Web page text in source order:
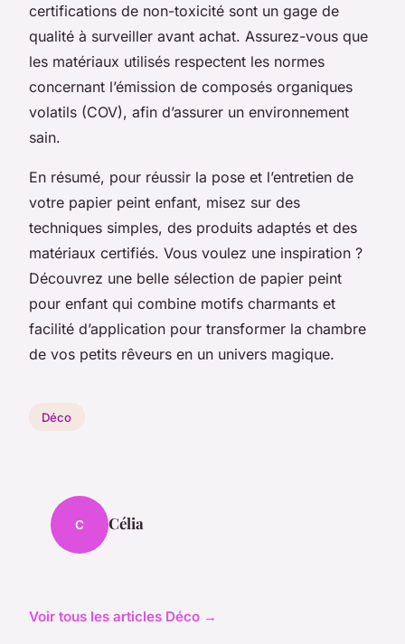
certifications de non-toxicité sont un gage de
qualité à surveiller avant achat. Assurez-vous que
les matériaux utilisés respectent les normes
concernant l’émission de composés organiques
volatils (COV), afin d’assurer un environnement
sain.
En résumé, pour réussir la pose et l’entretien de
votre papier peint enfant, misez sur des
techniques simples, des produits adaptés et des
matériaux certifiés. Vous voulez une inspiration ?
Découvrez une belle sélection de papier peint
pour enfant qui combine motifs charmants et
facilité d’application pour transformer la chambre
de vos petits rêveurs en un univers magique.
Déco
C Célia
Voir tous les articles Déco →